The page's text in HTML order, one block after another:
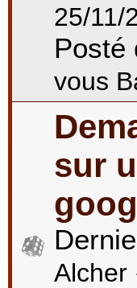
25/11/
Posté
vous
sur
Alcher